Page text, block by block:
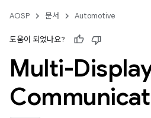
AOSP 문서 Automotive
도움이 되었나요?
Multi-